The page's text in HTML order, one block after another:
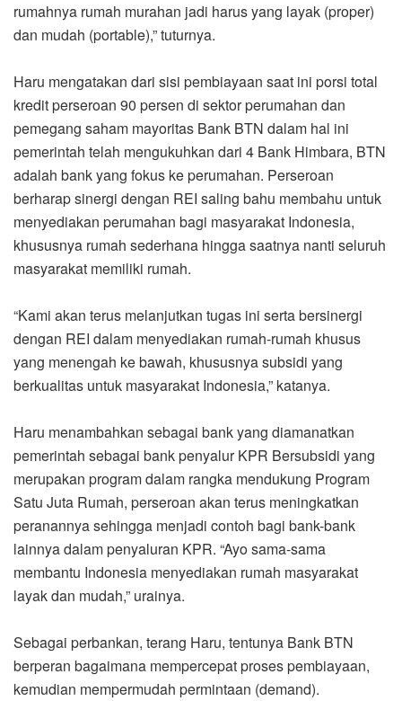
rumahnya rumah murahan jadi harus yang layak (proper)
dan mudah (portable),” tuturnya.
Haru mengatakan dari sisi pembiayaan saat ini porsi total
kredit perseroan 90 persen di sektor perumahan dan
pemegang saham mayoritas Bank BTN dalam hal ini
pemerintah telah mengukuhkan dari 4 Bank Himbara, BTN
adalah bank yang fokus ke perumahan. Perseroan
berharap sinergi dengan REI saling bahu membahu untuk
menyediakan perumahan bagi masyarakat Indonesia,
khususnya rumah sederhana hingga saatnya nanti seluruh
masyarakat memiliki rumah.
“Kami akan terus melanjutkan tugas ini serta bersinergi
dengan REI dalam menyediakan rumah-rumah khusus
yang menengah ke bawah, khususnya subsidi yang
berkualitas untuk masyarakat Indonesia,” katanya.
Haru menambahkan sebagai bank yang diamanatkan
pemerintah sebagai bank penyalur KPR Bersubsidi yang
merupakan program dalam rangka mendukung Program
Satu Juta Rumah, perseroan akan terus meningkatkan
peranannya sehingga menjadi contoh bagi bank-bank
lainnya dalam penyaluran KPR. “Ayo sama-sama
membantu Indonesia menyediakan rumah masyarakat
layak dan mudah,” urainya.
Sebagai perbankan, terang Haru, tentunya Bank BTN
berperan bagaimana mempercepat proses pembiayaan,
kemudian mempermudah permintaan (demand).